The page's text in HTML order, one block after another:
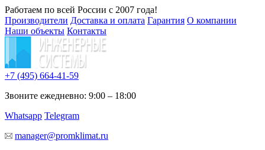
Работаем по всей России с 2007 года!
Производители Доставка и оплата Гарантия О компании
Наши объекты Контакты
+7 (495) 664-41-59
Звоните ежедневно: 9:00 – 18:00
Whatsapp Telegram
manager@promklimat.ru